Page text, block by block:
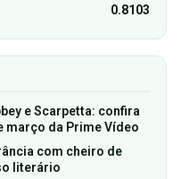
0.8103
e Scarpetta: confira
março da Prime Vídeo
com cheiro de
literário